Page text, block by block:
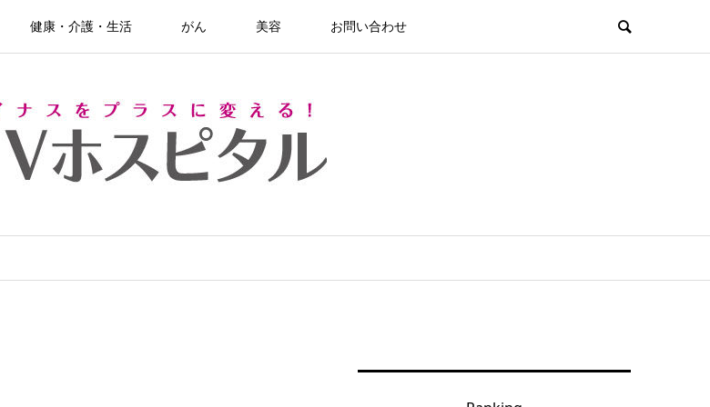
健康・介護・生活 がん 美容 お問い合わせ